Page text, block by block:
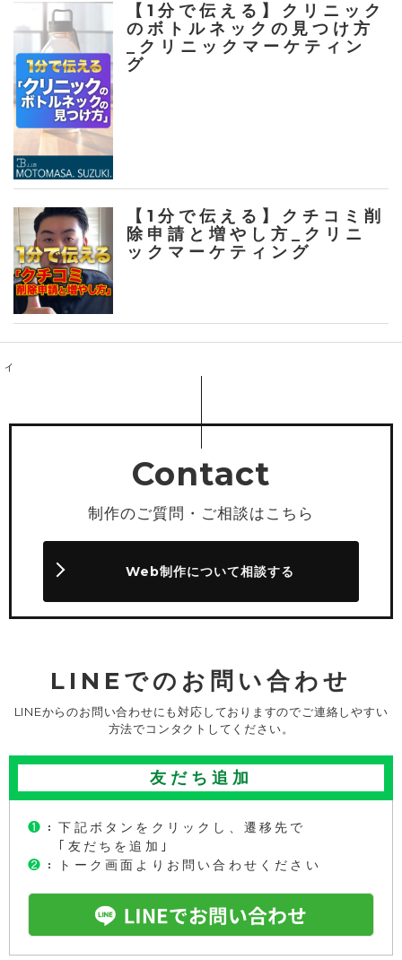
【1分で伝える】クリニック
のボトルネックの見つけ方
_クリニックマーケティン
グ
【1分で伝える】クチコミ削
除申請と増やし方_クリニ
ックマーケティング
Contact
制作のご質問・ご相談はこちら
Web制作について相談する
LINEでのお問い合わせ
LINEからのお問い合わせにも対応しておりますのでご連絡しやすい
方法でコンタクトしてください。
友だち追加
❶ ：下記ボタンをクリックし、遷移先で
｢友だちを追加｣
❷ ： トーク画面よりお問い合わせください